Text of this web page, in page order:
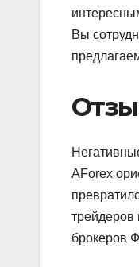
Вы
AForex
трейдеров
брокеров